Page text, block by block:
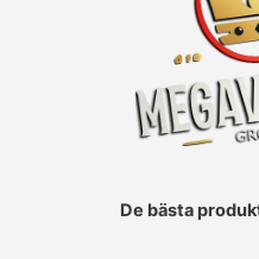
De bästa